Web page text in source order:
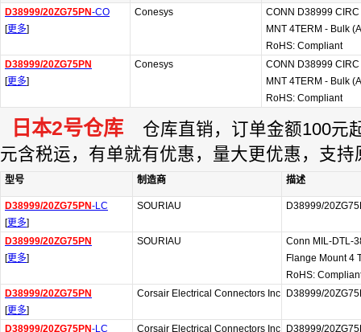
D38999/20ZG75PN-CO
[更多]
Conesys
CONN D38999
MNT 4TERM - Bulk
RoHS: Compliant
D38999/20ZG75PN
[更多]
Conesys
CONN D38999
MNT 4TERM - Bulk
RoHS: Compliant
日本2号仓库 仓库直销，订单金额100元
元含税运，有单就有优惠，量大更优惠，支持
型号 制造商 描述
D38999/20ZG75PN-LC
[更多]
SOURIAU D38999/
D38999/20ZG75PN
[更多]
SOURIAU
Conn MIL-DTL-
Flange Mount 4
RoHS:
D38999/20ZG75PN
[更多]
Corsair Electrical Connectors Inc D38999/
D38999/20ZG75PN-LC Corsair Electrical Connectors Inc D38999/